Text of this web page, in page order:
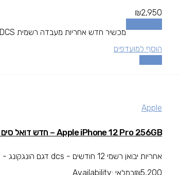
₪2,950
מכשיר חדש אחריות מעבדה רשמית DCS
הוסף למועדפים
Apple
Apple iPhone 12 Pro 256GB – חדש דואל סים פיזי
אחריות יבואן רשמי 12 חודשים - dcs דגם הונגקונג - דואל סים פיזי! המחיר המוצג באתר מוגבל ליחידה אחת פר...
₪5,200
Availability: במלאי